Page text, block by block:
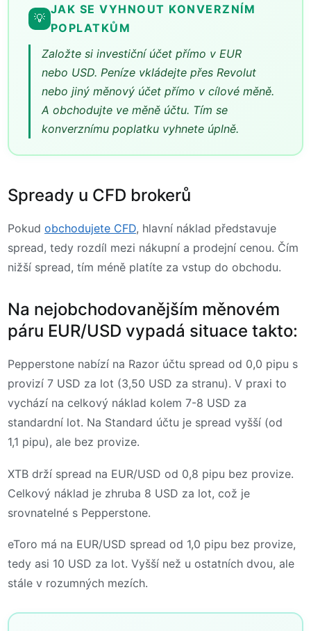
💡
JAK SE VYHNOUT KONVERZNÍM
POPLATKŮM
Založte si investiční účet přímo v EUR
nebo USD. Peníze vkládejte přes Revolut
nebo jiný měnový účet přímo v cílové měně.
A obchodujte ve měně účtu. Tím se
konverznímu poplatku vyhnete úplně.
Spready u CFD brokerů
Pokud obchodujete CFD, hlavní náklad představuje
spread, tedy rozdíl mezi nákupní a prodejní cenou. Čím
nižší spread, tím méně platíte za vstup do obchodu.
Na nejobchodovanějším měnovém
páru EUR/USD vypadá situace takto:
Pepperstone nabízí na Razor účtu spread od 0,0 pipu s
provizí 7 USD za lot (3,50 USD za stranu). V praxi to
vychází na celkový náklad kolem 7-8 USD za
standardní lot. Na Standard účtu je spread vyšší (od
1,1 pipu), ale bez provize.
XTB drží spread na EUR/USD od 0,8 pipu bez provize.
Celkový náklad je zhruba 8 USD za lot, což je
srovnatelné s Pepperstone.
eToro má na EUR/USD spread od 1,0 pipu bez provize,
tedy asi 10 USD za lot. Vyšší než u ostatních dvou, ale
stále v rozumných mezích.